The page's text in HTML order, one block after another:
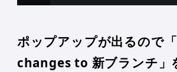
ポップアップが出るので
changes to 新ブランチ」